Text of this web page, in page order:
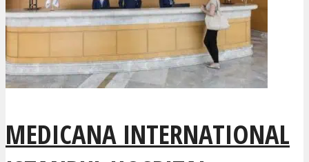
MEDICANA INTERNATIONAL